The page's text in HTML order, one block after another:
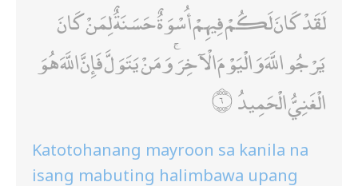
لَقَدْ كَانَ لَكُمْ فِيهِمْ أُسْوَةٌ حَسَنَةٌ لِمَنْ كَانَ
يَرْجُو اللَّهَ وَالْيَوْمَ الْآخِرَ ۚ وَمَنْ يَتَوَلَّ فَإِنَّ اللَّهَ هُوَ
الْغَنِيُّ الْحَمِيدُ
Katotohanang mayroon sa kanila na
isang mabuting halimbawa upang